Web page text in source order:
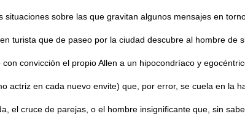
sobre las que gravitan algunos mensajes en
turista que de paseo por la ciudad descubre al hombre de
convicción el propio Allen a un hipocondríaco y
actriz en cada nuevo envite) que, por error, se cuela en la
el cruce de parejas, o el hombre insignificante que, sin